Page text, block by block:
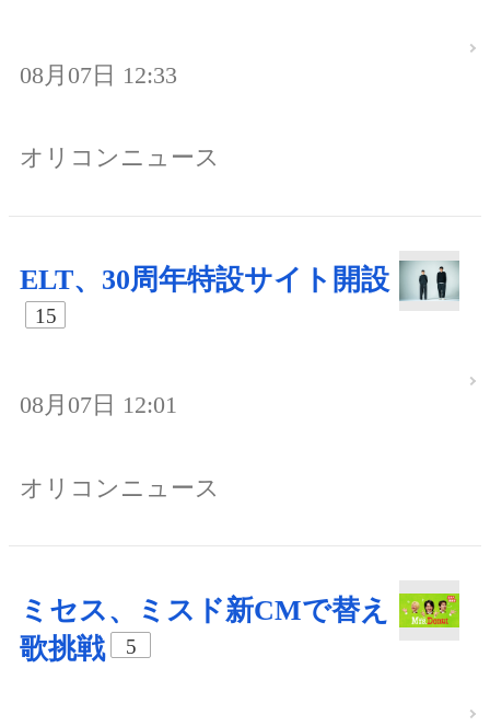
08月07日 12:33
オリコンニュース
ELT、30周年特設サイト開設
15
08月07日 12:01
オリコンニュース
ミセス、ミスド新CMで替え
歌挑戦
5